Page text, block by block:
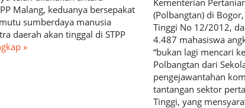
Malang, keduanya bersepakat
sumberdaya manusia
daerah akan tinggal di STPP
»
Kementerian
(Polbangtan) di
Tinggi No 12/2012,
4.487 mahasiswa
“bukan lagi mencari
Polbangtan dari
pengejawantahan
tantangan sektor
Tinggi, yang